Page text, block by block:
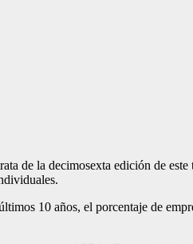
de la decimosexta edición de
10 años, el porcentaje de